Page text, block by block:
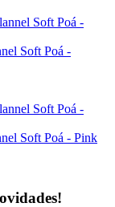
Soft Poá -
Soft Poá - Pink